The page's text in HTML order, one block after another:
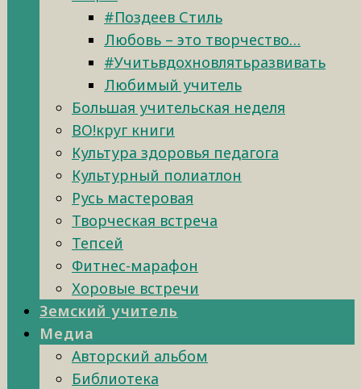
#Поздеев Стиль
Любовь – это творчество…
#Учитьвдохновлятьразвивать
Любимый учитель
Большая учительская неделя
ВО!круг книги
Культура здоровья педагога
Культурный полиатлон
Русь мастеровая
Творческая встреча
Тепсей
Фитнес-марафон
Хоровые встречи
Земский учитель
Медиа
Авторский альбом
Библиотека